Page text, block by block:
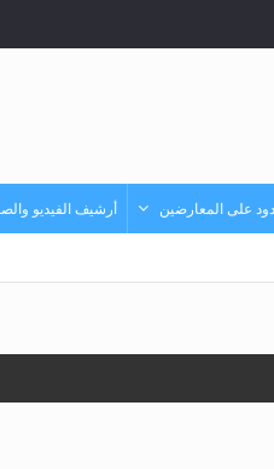
على المعارضين أرشيف الفيديو